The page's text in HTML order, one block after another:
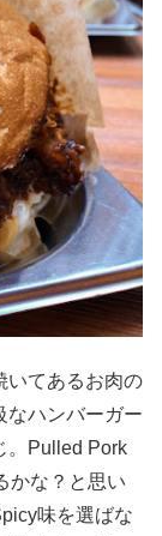
いてあるお肉の
なハンバーガー
。Pulled Pork
かな？と思い
味を選ばな